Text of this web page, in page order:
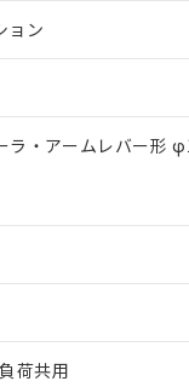
ョン
ラ・アームレバー形
荷共用